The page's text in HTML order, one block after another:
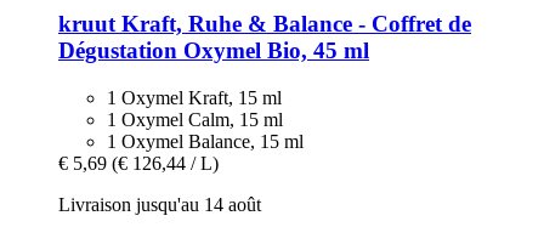
kruutKraft, Ruhe & Balance -​ Coffret de
Dégustation Oxymel Bio, 45 ml
1 Oxymel Kraft, 15 ml
1 Oxymel Calm, 15 ml
1 Oxymel Balance, 15 ml
€ 5,69 (€ 126,44 / L)
Livraison jusqu'au 14 août